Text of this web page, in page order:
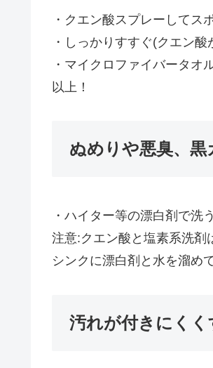
・クエン酸スプレーしてス
・しっかりすすぐ(クエン
・マイクロファイバータオ
以上！
ぬめりや悪臭、
・ハイター等の漂白剤で洗う
注意:クエン酸と塩素系洗剤
シンクに漂白剤と水を溜め
汚れが付きにく